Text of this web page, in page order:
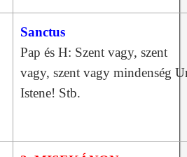
Sanctus
Pap és H: Szent vagy, szent
vagy, szent vagy mindenség
Istene! Stb.